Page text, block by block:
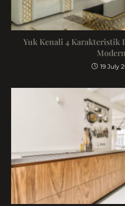
Yuk Kenali 4 Karakteristik
19 July